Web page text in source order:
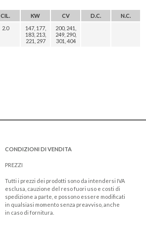
CIL. KW CV D.C.
N.C.
2.0
147, 177,
183, 213,
221, 297
200, 241,
249, 290,
301, 404
CONDIZIONI DI VENDITA
PREZZI
Tutti i prezzi dei prodotti sono da intendersi IVA
esclusa, cauzione del reso fuori uso e costi di
spedizione a parte, e possono essere modificati
in qualsiasi momento senza preavviso, anche
in caso di fornitura.